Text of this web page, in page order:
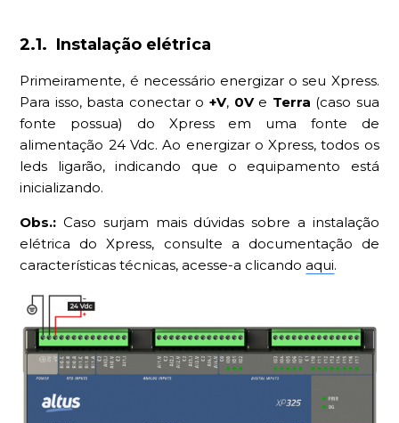
2.1. Instalação elétrica
Primeiramente, é necessário energizar o seu Xpress.
Para isso, basta conectar o +V, 0Ve Terra (caso sua
fonte possua) do Xpress em uma fonte de
alimentação 24 Vdc. Ao energizar o Xpress, todos os
leds ligarão, indicando que o equipamento está
inicializando.
Obs.: Caso surjam mais dúvidas sobre a instalação
elétrica do Xpress, consulte a documentação de
características técnicas, acesse-a clicandoaqui.